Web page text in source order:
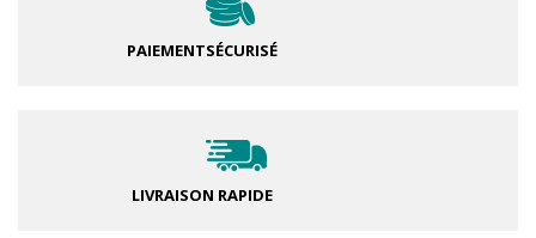
PAIEMENTSÉCURISÉ
LIVRAISON RAPIDE